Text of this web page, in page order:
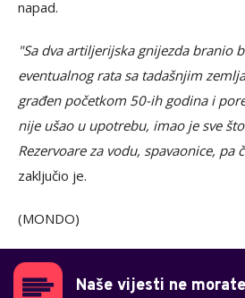
napad.
"Sa dva artiljerijska gnijezda branio
eventualnog rata sa tadašnjim
građen početkom 50-ih godina i
nije ušao u upotrebu, imao je sve
Rezervoare za vodu, spavaonice, pa
zaključio je.
(MONDO)
Naše vijesti ne